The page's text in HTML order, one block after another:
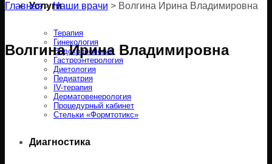
Услуги
Терапия
Гинекология
Эндокринология
Гастроэнтерология
Диетология
Педиатрия
IV-терапия
Дерматовенерология
Процедурный кабинет
Стельки «Формтотикс»
Диагностика
Главная > Наши врачи > Волгина Ирина Владимировна
Волгина Ирина Владимировна